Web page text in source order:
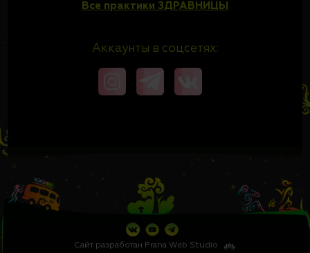
Все практики ЗДРАВНИЦЫ
Аккаунты в соцсетях:
Сайт разработан Prana Web Studio